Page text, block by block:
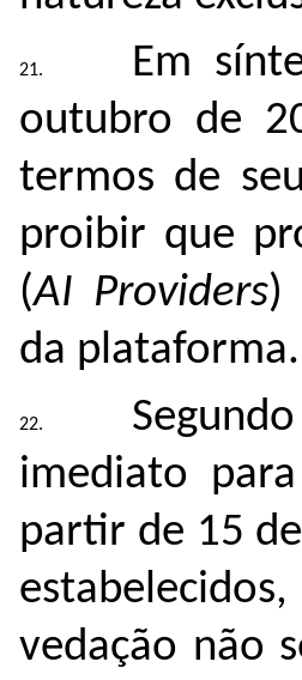
Em
outubro de
termos de
proibir que
(AI Providers)
da plataforma.
imediato
partir de 15
vedação não